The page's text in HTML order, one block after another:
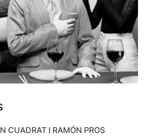
CUADRAT I RAMÓN PROS